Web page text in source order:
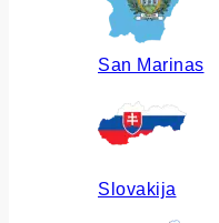
San Marinas
Slovakija